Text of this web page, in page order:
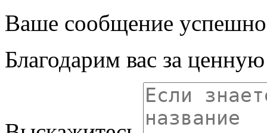
Ваше сообщение успешно
Благодарим вас за